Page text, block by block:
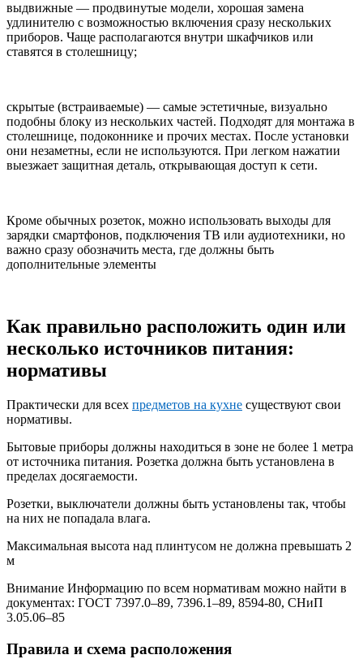
выдвижные — продвинутые модели, хорошая замена
удлинителю с возможностью включения сразу нескольких
приборов. Чаще располагаются внутри шкафчиков или
ставятся в столешницу;
скрытые (встраиваемые) — самые эстетичные, визуально
подобны блоку из нескольких частей. Подходят для монтажа в
столешнице, подоконнике и прочих местах. После установки
они незаметны, если не используются. При легком нажатии
выезжает защитная деталь, открывающая доступ к сети.
Кроме обычных розеток, можно использовать выходы для
зарядки смартфонов, подключения ТВ или аудиотехники, но
важно сразу обозначить места, где должны быть
дополнительные элементы
Как правильно расположить один или
несколько источников питания:
нормативы
Практически для всех предметов на кухне существуют свои
нормативы.
Бытовые приборы должны находиться в зоне не более 1 метра
от источника питания. Розетка должна быть установлена в
пределах досягаемости.
Розетки, выключатели должны быть установлены так, чтобы
на них не попадала влага.
Максимальная высота над плинтусом не должна превышать 2
м
Внимание Информацию по всем нормативам можно найти в
документах: ГОСТ 7397.0–89, 7396.1–89, 8594-80, СНиП
3.05.06–85
Правила и схема расположения